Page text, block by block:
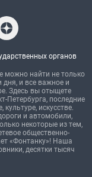
органов
можно найти не только
дня, и все важное и
Здесь вы отыщете
Петербурга, последние
искусстве.
и автомобили,
некоторые из тем,
общественно-
«Фонтанку»! Наша
десятки тысяч